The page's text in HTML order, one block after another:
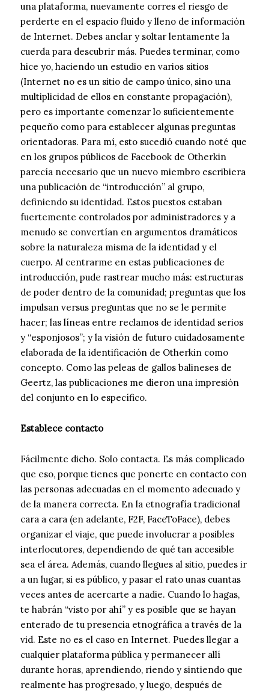
una plataforma, nuevamente corres el riesgo de
perderte en el espacio fluido y lleno de información
de Internet. Debes anclar y soltar lentamente la
cuerda para descubrir más. Puedes terminar, como
hice yo, haciendo un estudio en varios sitios
(Internet no es un sitio de campo único, sino una
multiplicidad de ellos en constante propagación),
pero es importante comenzar lo suficientemente
pequeño como para establecer algunas preguntas
orientadoras. Para mí, esto sucedió cuando noté que
en los grupos públicos de Facebook de Otherkin
parecía necesario que un nuevo miembro escribiera
una publicación de “introducción” al grupo,
definiendo su identidad. Estos puestos estaban
fuertemente controlados por administradores y a
menudo se convertían en argumentos dramáticos
sobre la naturaleza misma de la identidad y el
cuerpo. Al centrarme en estas publicaciones de
introducción, pude rastrear mucho más: estructuras
de poder dentro de la comunidad; preguntas que los
impulsan versus preguntas que no se le permite
hacer; las líneas entre reclamos de identidad serios
y “esponjosos”; y la visión de futuro cuidadosamente
elaborada de la identificación de Otherkin como
concepto. Como las peleas de gallos balineses de
Geertz, las publicaciones me dieron una impresión
del conjunto en lo específico.
Establece contacto
Fácilmente dicho. Solo contacta. Es más complicado
que eso, porque tienes que ponerte en contacto con
las personas adecuadas en el momento adecuado y
de la manera correcta. En la etnografía tradicional
cara a cara (en adelante, F2F, FaceToFace), debes
organizar el viaje, que puede involucrar a posibles
interlocutores, dependiendo de qué tan accesible
sea el área. Además, cuando llegues al sitio, puedes ir
a un lugar, si es público, y pasar el rato unas cuantas
veces antes de acercarte a nadie. Cuando lo hagas,
te habrán “visto por ahí” y es posible que se hayan
enterado de tu presencia etnográfica a través de la
vid. Este no es el caso en Internet. Puedes llegar a
cualquier plataforma pública y permanecer allí
durante horas, aprendiendo, riendo y sintiendo que
realmente has progresado, y luego, después de